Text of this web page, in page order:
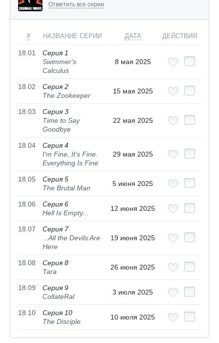
Отметить все серии
# НАЗВАНИЕ СЕРИИ ДАТА ДЕЙСТВИЯ
18.01
Серия 1
Swimmer's
Calculus
8 мая 2025
18.02
Серия 2
The Zookeeper
15 мая 2025
18.03
Серия 3
Time to Say
Goodbye
22 мая 2025
18.04
Серия 4
I'm Fine, It's Fine.
Everything Is Fine
29 мая 2025
18.05
Серия 5
The Brutal Man
5 июня 2025
18.06
Серия 6
Hell Is Empty...
12 июня 2025
18.07
Серия 7
...All the Devils Are
Here
19 июня 2025
18.08
Серия 8
Tara
26 июня 2025
18.09
Серия 9
CollateRal
3 июля 2025
18.10
Серия 10
The Disciple
10 июля 2025